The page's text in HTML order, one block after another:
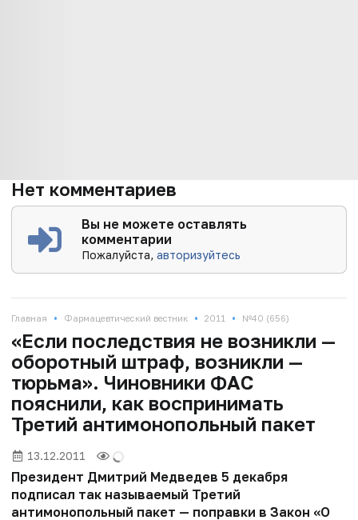
Нет комментариев
Вы не можете оставлять
комментарии
Пожалуйста,авторизуйтесь
Главная • Фармацевтический вестник • 2011 • №40 (656)
«Если последствия не возникли —
оборотный штраф, возникли —
тюрьма». Чиновники ФАС
пояснили, как воспринимать
Третий антимонопольный пакет
13.12.2011
Президент Дмитрий Медведев 5 декабря
подписал так называемый Третий
антимонопольный пакет — поправки в Закон «О